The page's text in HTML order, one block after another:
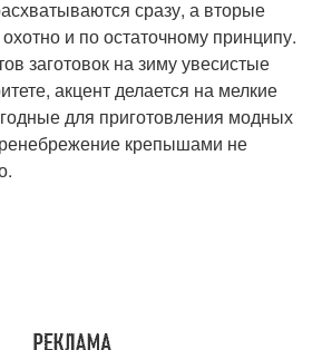
Малосольные огурцы
Салатные огурцы
сразу, а вторые
и по остаточному принципу.
заготовок на зиму увесистые
акцент делается на мелкие
для приготовления модных
крепышами не